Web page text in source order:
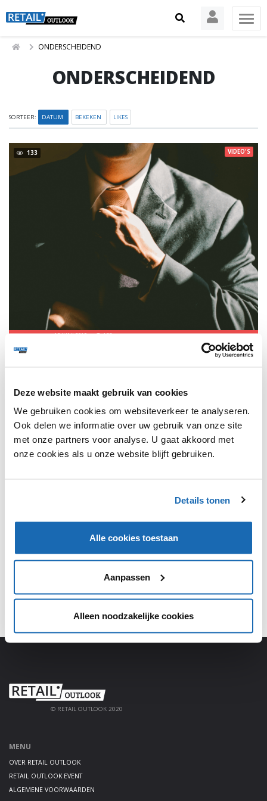
Deze website maakt gebruik van cookies
We gebruiken cookies om websiteverkeer te analyseren.
Ook delen we informatie over uw gebruik van onze site
met onze partners voor analyse. U gaat akkoord met
onze cookies als u onze website blijft gebruiken.
Details tonen
Alle cookies toestaan
Aanpassen
Alleen noodzakelijke cookies
ONDERSCHEIDEND
ONDERSCHEIDEND
SORTEER: DATUM BEKEKEN LIKES
133
SUITTRUCK ONDERSCHEIDT ZICH DOOR BODYSCAN
FRANK QUIX 12 JUNI 2019 133
VIDEO'S
1
SHARE, LEARN & CONNECT!
platform!
AANMELDEN
© RETAIL OUTLOOK 2020
MENU
OVER RETAIL OUTLOOK
RETAIL OUTLOOK EVENT
ALGEMENE VOORWAARDEN